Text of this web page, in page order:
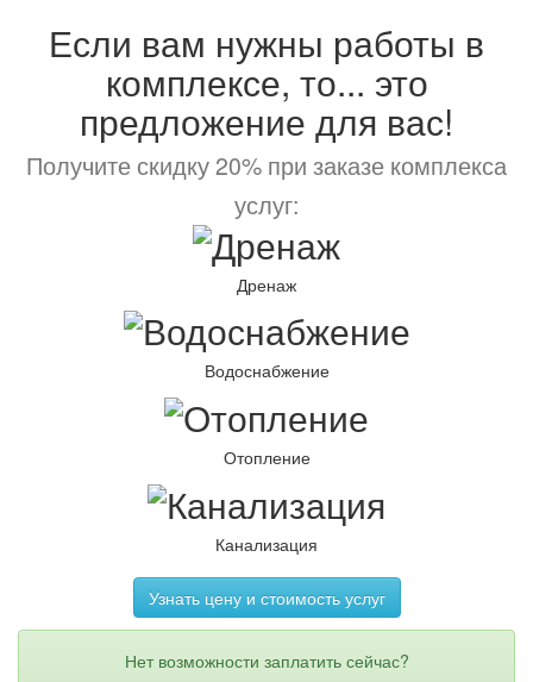
Если вам нужны работы в
комплексе, то... это
предложение для вас!
Получите скидку 20% при заказе комплекса
услуг:
Дренаж
Водоснабжение
Отопление
Канализация
Узнать цену и стоимость услуг
Нет возможности заплатить сейчас?